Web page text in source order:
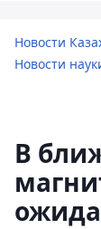
Новости
Новости
В